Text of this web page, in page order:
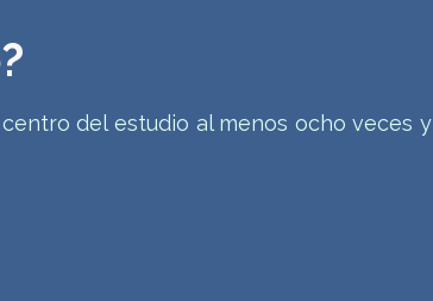
centro del estudio al menos ocho veces y